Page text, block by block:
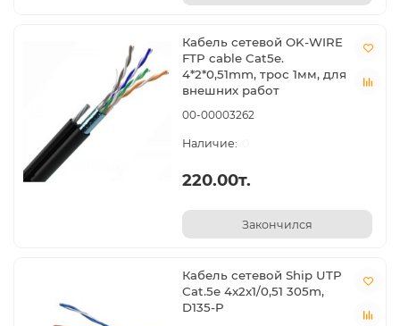
Кабель сетевой OK-WIRE
FTP cable Cat5e.
4*2*0,51mm, трос 1мм, для
внешних работ
00-00003262
220.00т.
Закончился
Кабель сетевой Ship UTP
Cat.5е 4x2x1/0,51 305m,
D135-P